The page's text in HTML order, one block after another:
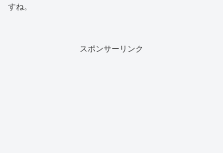
すね。
スポンサーリンク